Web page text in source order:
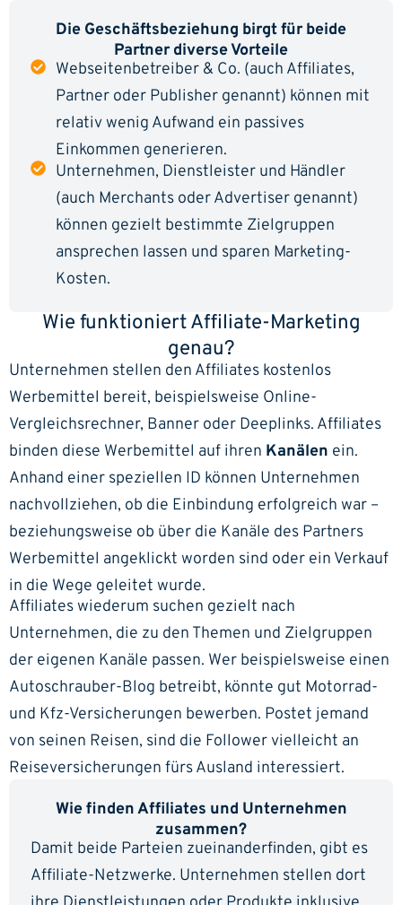
Die Geschäftsbeziehung birgt für beide
Partner diverse Vorteile
Webseitenbetreiber & Co. (auch Affiliates,
Partner oder Publisher genannt) können mit
relativ wenig Aufwand ein passives
Einkommen generieren.
Unternehmen, Dienstleister und Händler
(auch Merchants oder Advertiser genannt)
können gezielt bestimmte Zielgruppen
ansprechen lassen und sparen Marketing-
Kosten.
Wie funktioniert Affiliate-Marketing
genau?
Unternehmen stellen den Affiliates kostenlos
Werbemittel bereit, beispielsweise Online-
Vergleichsrechner, Banner oder Deeplinks. Affiliates
binden diese Werbemittel auf ihren Kanälen ein.
Anhand einer speziellen ID können Unternehmen
nachvollziehen, ob die Einbindung erfolgreich war –
beziehungsweise ob über die Kanäle des Partners
Werbemittel angeklickt worden sind oder ein Verkauf
in die Wege geleitet wurde.
Affiliates wiederum suchen gezielt nach
Unternehmen, die zu den Themen und Zielgruppen
der eigenen Kanäle passen. Wer beispielsweise einen
Autoschrauber-Blog betreibt, könnte gut Motorrad-
und Kfz-Versicherungen bewerben. Postet jemand
von seinen Reisen, sind die Follower vielleicht an
Reiseversicherungen fürs Ausland interessiert.
Wie finden Affiliates und Unternehmen
zusammen?
Damit beide Parteien zueinanderfinden, gibt es
Affiliate-Netzwerke. Unternehmen stellen dort